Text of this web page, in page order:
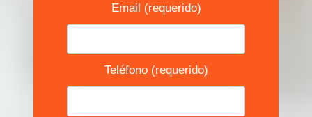
Email (requerido)
Teléfono (requerido)